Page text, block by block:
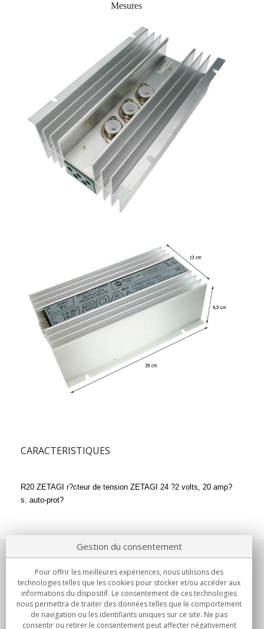
Mesures
CARACTERISTIQUES
R20 ZETAGI r?cteur de tension ZETAGI 24 ?2 volts, 20 amp?
s. auto-prot?
Notre société
Engagements
Achats
Gestion du consentement
Pour offrir les meilleures expériences, nous utilisons des
technologies telles que les cookies pour stocker et/ou accéder aux
informations du dispositif. Le consentement de ces technologies
nous permettra de traiter des données telles que le comportement
de navigation ou les identifiants uniques sur ce site. Ne pas
consentir ou retirer le consentement peut affecter négativement